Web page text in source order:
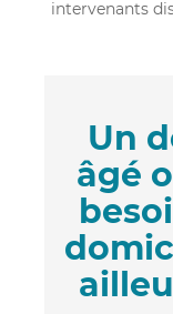
intervenants
Un
âgé